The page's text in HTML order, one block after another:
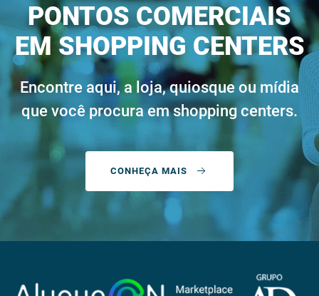
PONTOS COMERCIAIS
EM SHOPPING CENTERS
Encontre aqui, a loja, quiosque ou mídia
que você procura em shopping centers.
CONHEÇA MAIS